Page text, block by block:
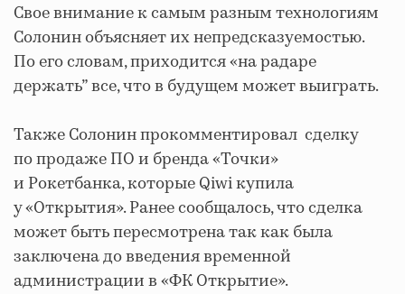
Свое внимание к самым разным технологиям
Солонин объясняет их непредсказуемостью.
По его словам, приходится «на радаре
держать” все, что в будущем может выиграть.
Также Солонин прокомментировал сделку
по продаже ПО и бренда «Точки»
и Рокетбанка, которые Qiwi купила
у «Открытия». Ранее сообщалось, что сделка
может быть пересмотрена так как была
заключена до введения временной
администрации в «ФК Открытие».